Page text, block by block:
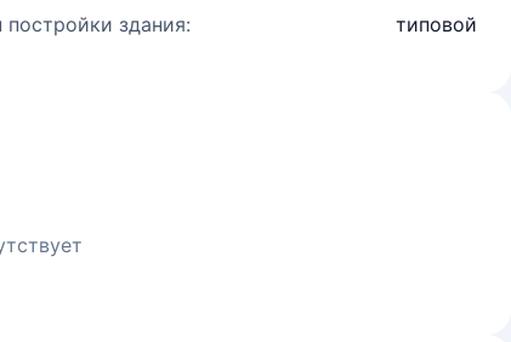
постройки здания: типовой